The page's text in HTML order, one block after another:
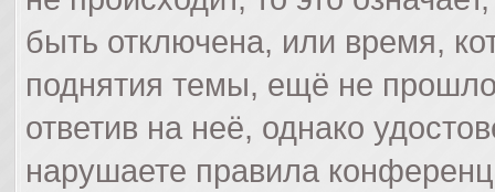
быть отключена, или время,
поднятия темы, ещё не
ответив на неё, однако
нарушаете правила